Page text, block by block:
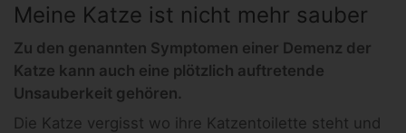
Meine Katze ist nicht mehr sauber
Zu den genannten Symptomen einer Demenz der
Katze kann auch eine plötzlich auftretende
Unsauberkeit gehören.
Die Katze vergisst wo ihre Katzentoilette steht und